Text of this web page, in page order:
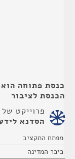
כנסת פתוחה
הכנסת לציבור
פרוייקט של
הסדנא
מפתח התקציב
כיכר המדינה